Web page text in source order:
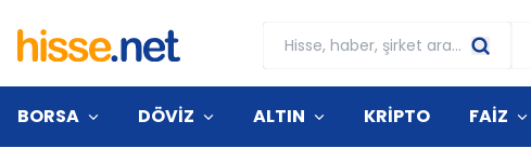
BORSA DÖVİZ ALTIN KRİPTO FAİZ